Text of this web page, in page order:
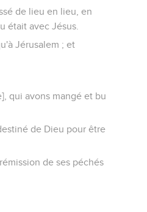
de lieu en lieu, en
était avec Jésus.
Jérusalem ; et
qui avons mangé et bu
de Dieu pour être
de ses péchés